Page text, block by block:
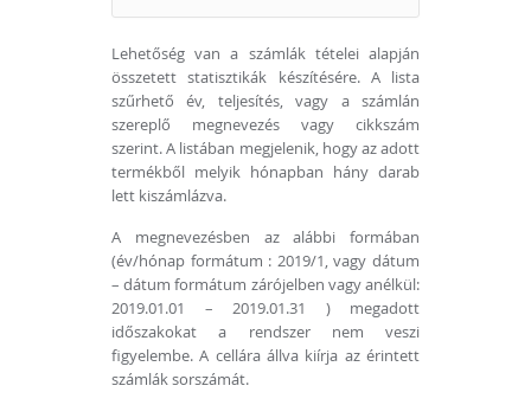
Lehetőség van a számlák tételei alapján
összetett statisztikák készítésére. A lista
szűrhető év, teljesítés, vagy a számlán
szereplő megnevezés vagy cikkszám
szerint. A listában megjelenik, hogy az adott
termékből melyik hónapban hány darab
lett kiszámlázva.
A megnevezésben az alábbi formában
(év/hónap formátum : 2019/1, vagy dátum
– dátum formátum zárójelben vagy anélkül:
2019.01.01 – 2019.01.31 ) megadott
időszakokat a rendszer nem veszi
figyelembe. A cellára állva kiírja az érintett
számlák sorszámát.